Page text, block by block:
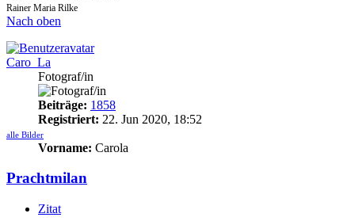
Rainer Maria Rilke
Nach oben
Caro_La
Fotograf/in
Beiträge: 1858
Registriert: 22. Jun 2020, 18:52
alle Bilder
Vorname: Carola
Prachtmilan
Zitat